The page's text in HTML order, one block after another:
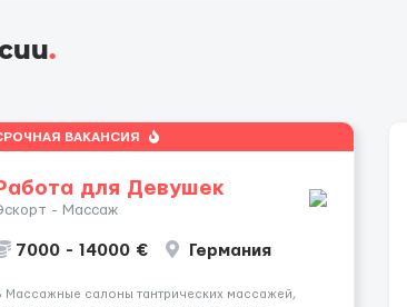
.
ВАКАНСИЯ
для Девушек
- Массаж
7000 - 14000 € Германия
Массажные салоны тантрических массажей,